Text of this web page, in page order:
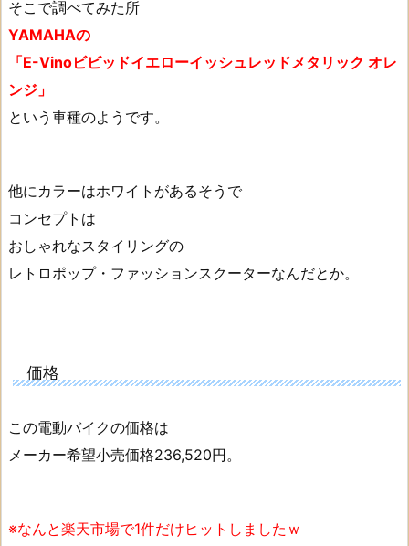
そこで調べてみた所
YAMAHAの
「E-Vinoビビッドイエローイッシュレッドメタリック オレ
ンジ」
という車種のようです。
他にカラーはホワイトがあるそうで
コンセプトは
おしゃれなスタイリングの
レトロポップ・ファッションスクーターなんだとか。
価格
この電動バイクの価格は
メーカー希望小売価格236,520円。
※なんと楽天市場で1件だけヒットしましたｗ